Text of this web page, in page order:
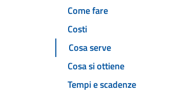
Come fare
Costi
Cosa serve
Cosa si ottiene
Tempi e scadenze